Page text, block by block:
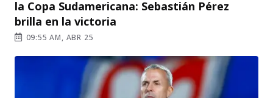
la Copa Sudamericana: Sebastián Pérez
brilla en la victoria
09:55 AM, ABR 25